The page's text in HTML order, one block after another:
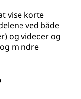
vise korte
ved både
og videoer og
mindre